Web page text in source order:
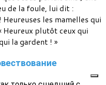
de la foule, lui dit :
les mamelles qui
plutôt ceux qui
la gardent ! »